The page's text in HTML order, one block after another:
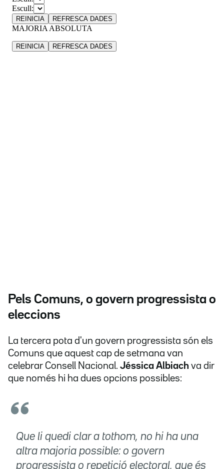
Pels Comuns, o govern progressista o
eleccions
La tercera pota d'un govern progressista són els
Comuns que aquest cap de setmana van
celebrar Consell Nacional. Jéssica Albiach va dir
que només hi ha dues opcions possibles:
Que li quedi clar a tothom, no hi ha una
altra majoria possible: o govern
progressista o repetició electoral, que és